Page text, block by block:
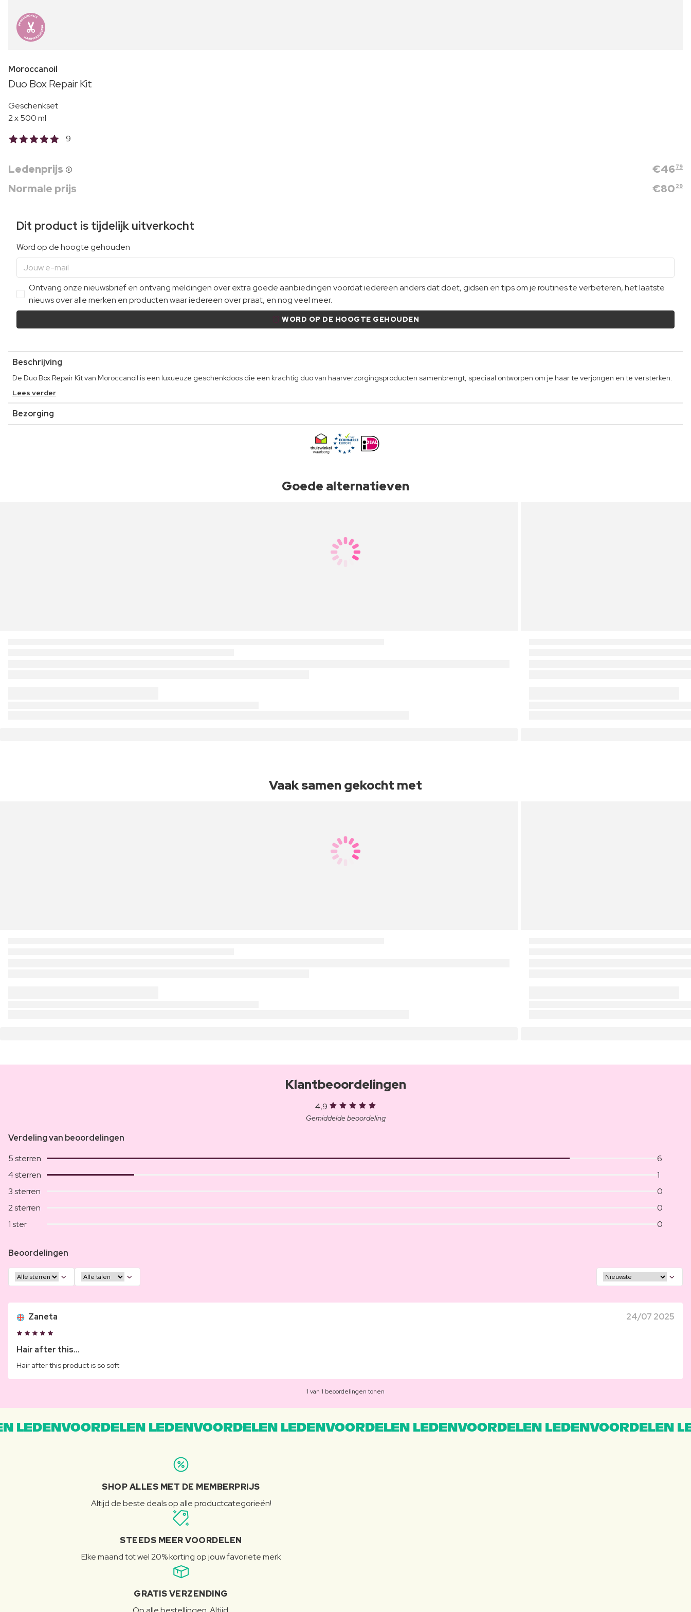
Moroccanoil
Duo Box Repair Kit
Geschenkset
2 x 500 ml
9
Ledenprijs €46 79
Normale prijs €80 29
Dit product is tijdelijk uitverkocht
Word op de hoogte gehouden
Ontvang onze nieuwsbrief en ontvang meldingen over extra goede aanbiedingen voordat iedereen anders dat doet, gidsen en tips om je routines te verbeteren, het laatste
nieuws over alle merken en producten waar iedereen over praat, en nog veel meer.
WORD OP DE HOOGTE GEHOUDEN
Beschrijving
De Duo Box Repair Kit van Moroccanoil is een luxueuze geschenkdoos die een krachtig duo van haarverzorgingsproducten samenbrengt, speciaal ontworpen om je haar te verjongen en te versterken.
Lees verder
Bezorging
Goede alternatieven
Vaak samen gekocht met
Klantbeoordelingen
4,9
Gemiddelde beoordeling
Verdeling van beoordelingen
5 sterren
6
4 sterren
1
3 sterren
0
2 sterren
0
1 ster
0
Beoordelingen
Zaneta 24/07 2025
Hair after this...
Hair after this product is so soft
1 van 1 beoordelingen tonen
LEDENVOORDELEN LEDENVOORDELEN LEDENVOORDELEN LEDENVOORDELEN
SHOP ALLES MET DE MEMBERPRIJS
Altijd de beste deals op alle productcategorieën!
STEEDS MEER VOORDELEN
Elke maand tot wel 20% korting op jouw favoriete merk
GRATIS VERZENDING